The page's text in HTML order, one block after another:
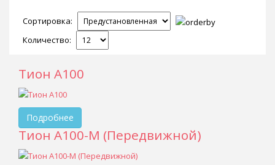
Сортировка:
Количество:
Тион А100
Подробнее
Тион А100-М (Передвижной)